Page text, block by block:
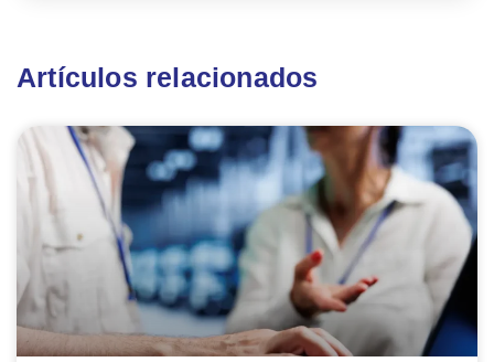
Artículos relacionados